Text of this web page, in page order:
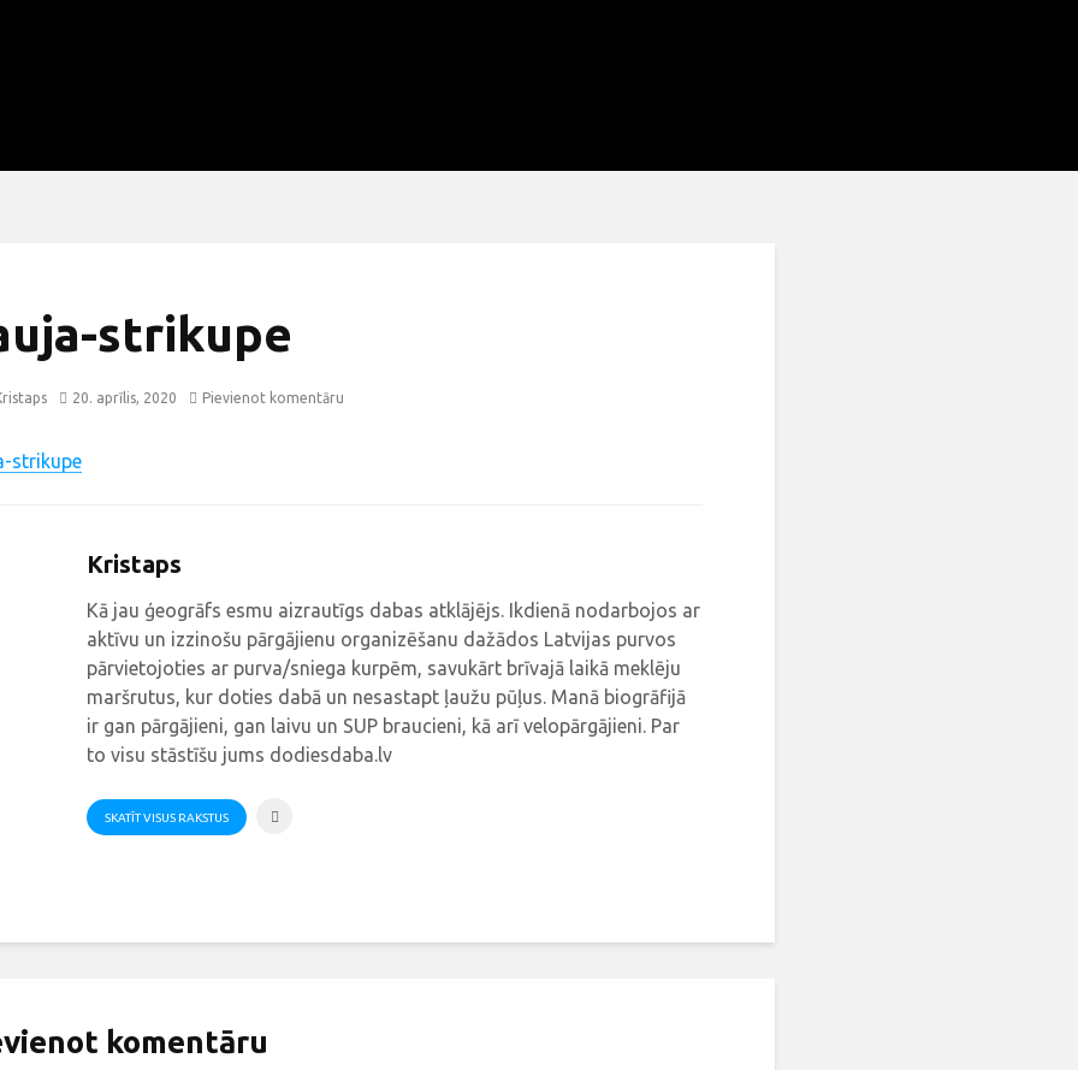
strikupe
20. aprīlis, 2020 Pievienot komentāru
strikupe
Kristaps
Kā jau ģeogrāfs esmu aizrautīgs dabas atklājējs. Ikdienā nodarbojos ar
aktīvu un izzinošu pārgājienu organizēšanu dažādos Latvijas purvos
pārvietojoties ar purva/sniega kurpēm, savukārt brīvajā laikā meklēju
maršrutus, kur doties dabā un nesastapt ļaužu pūļus. Manā biogrāfijā
ir gan pārgājieni, gan laivu un SUP braucieni, kā arī velopārgājieni. Par
to visu stāstīšu jums dodiesdaba.lv
SKATĪT VISUS RAKSTUS
komentāru